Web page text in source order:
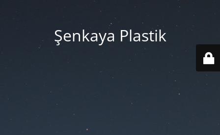
Şenkaya Plastik